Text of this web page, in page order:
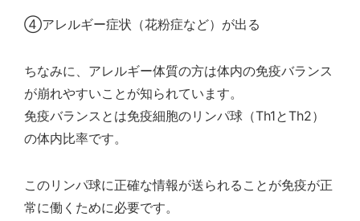
④アレルギー症状（花粉症など）が出る
ちなみに、アレルギー体質の方は体内の免疫バランス
が崩れやすいことが知られています。
免疫バランスとは免疫細胞のリンパ球（Th1とTh2）
の体内比率です。
このリンパ球に正確な情報が送られることが免疫が正
常に働くために必要です。